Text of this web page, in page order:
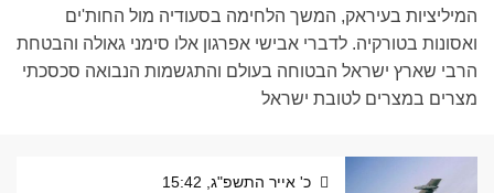
המיליציות בעיראק, המשך הלחימה בסעודיה מול החות'ים
ואסונות בטורקיה. לדברי אבישי אפרגון אלו סימני גאולה והבטחת
הרבי שארץ ישראל הבטוחה בעולם והתגשמות הנבואה סכסכתי
מצרים במצרים לטובת ישראל
כ' אייר התשפ"ג, 15:42